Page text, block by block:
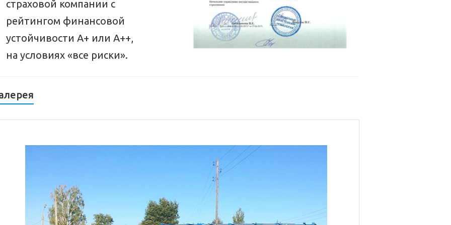
страховой компании с
рейтингом финансовой
устойчивости А+ или А++,
на условиях «все риски».